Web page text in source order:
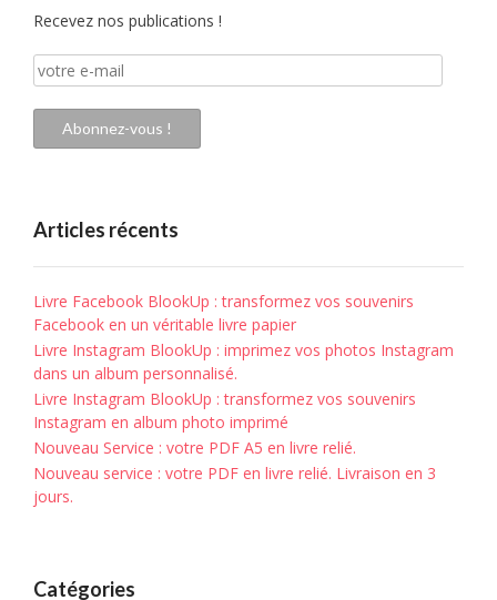
Recevez nos publications !
votre
e-
mail
Abonnez-vous !
Articles récents
Livre Facebook BlookUp : transformez vos souvenirs
Facebook en un véritable livre papier
Livre Instagram BlookUp : imprimez vos photos Instagram
dans un album personnalisé.
Livre Instagram BlookUp : transformez vos souvenirs
Instagram en album photo imprimé
Nouveau Service : votre PDF A5 en livre relié.
Nouveau service : votre PDF en livre relié. Livraison en 3
jours.
Catégories